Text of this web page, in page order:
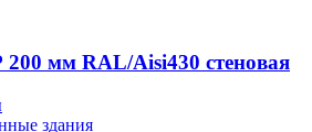
мм RAL/Aisi430 стеновая
здания